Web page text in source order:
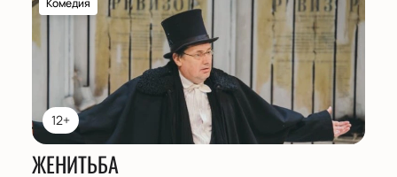
12+
Комедия
ЖЕНИТЬБА